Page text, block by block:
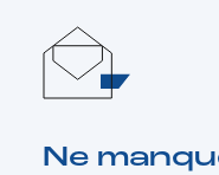
Ne